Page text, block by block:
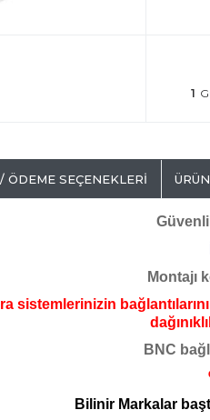
1
ÖDEME SEÇENEKLERI
Montajı
sistemlerinizin
BNC
Bilinir Markalar